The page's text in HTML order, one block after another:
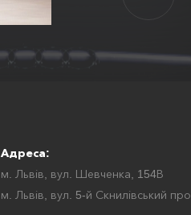
Адреса:
м. Львів, вул. Шевченка, 154В
м. Львів, вул. 5-й Скнилівський